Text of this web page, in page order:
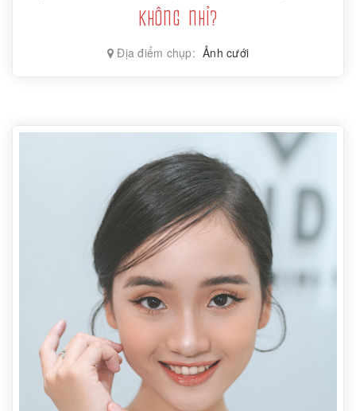
KHÔNG NHỈ?
Địa điểm chụp: Ảnh cưới